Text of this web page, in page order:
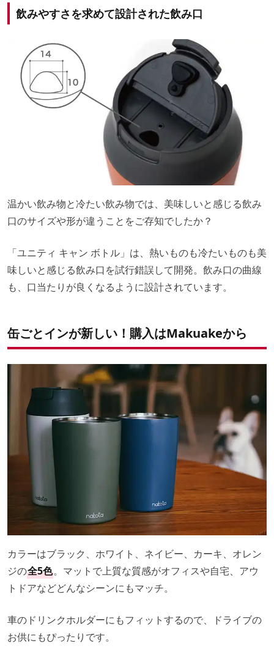
飲みやすさを求めて設計された飲み口
温かい飲み物と冷たい飲み物では、美味しいと感じる飲み
口のサイズや形が違うことをご存知でしたか？
「ユニティ キャン ボトル」は、熱いものも冷たいものも美
味しいと感じる飲み口を試行錯誤して開発。飲み口の曲線
も、口当たりが良くなるように設計されています。
缶ごとインが新しい！購入はMakuakeから
カラーはブラック、ホワイト、ネイビー、カーキ、オレン
ジの全5色。マットで上質な質感がオフィスや自宅、アウ
トドアなどどんなシーンにもマッチ。
車のドリンクホルダーにもフィットするので、ドライブの
お供にもぴったりです。